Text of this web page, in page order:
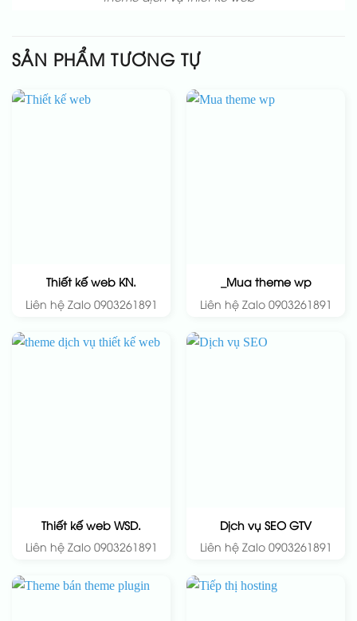
SẢN PHẨM TƯƠNG TỰ
Thiết kế web KN.
Liên hệ Zalo 0903261891
_Mua theme wp
Liên hệ Zalo 0903261891
Thiết kế web WSD.
Liên hệ Zalo 0903261891
Dịch vụ SEO GTV
Liên hệ Zalo 0903261891